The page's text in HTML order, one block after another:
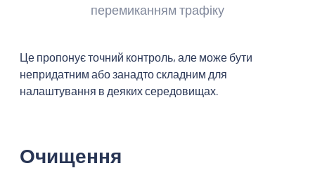
перемиканням трафіку
Це пропонує точний контроль, але може бути
непридатним або занадто складним для
налаштування в деяких середовищах.
Очищення